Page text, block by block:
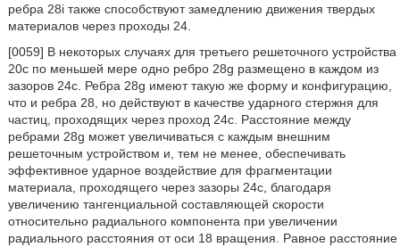
ребра 28i также способствуют замедлению движения твердых
материалов через проходы 24.
[0059] В некоторых случаях для третьего решеточного устройства
20c по меньшей мере одно ребро 28g размещено в каждом из
зазоров 24c. Ребра 28g имеют такую же форму и конфигурацию,
что и ребра 28, но действуют в качестве ударного стержня для
частиц, проходящих через проход 24c. Расстояние между
ребрами 28g может увеличиваться с каждым внешним
решеточным устройством и, тем не менее, обеспечивать
эффективное ударное воздействие для фрагментации
материала, проходящего через зазоры 24c, благодаря
увеличению тангенциальной составляющей скорости
относительно радиального компонента при увеличении
радиального расстояния от оси 18 вращения. Равное расстояние